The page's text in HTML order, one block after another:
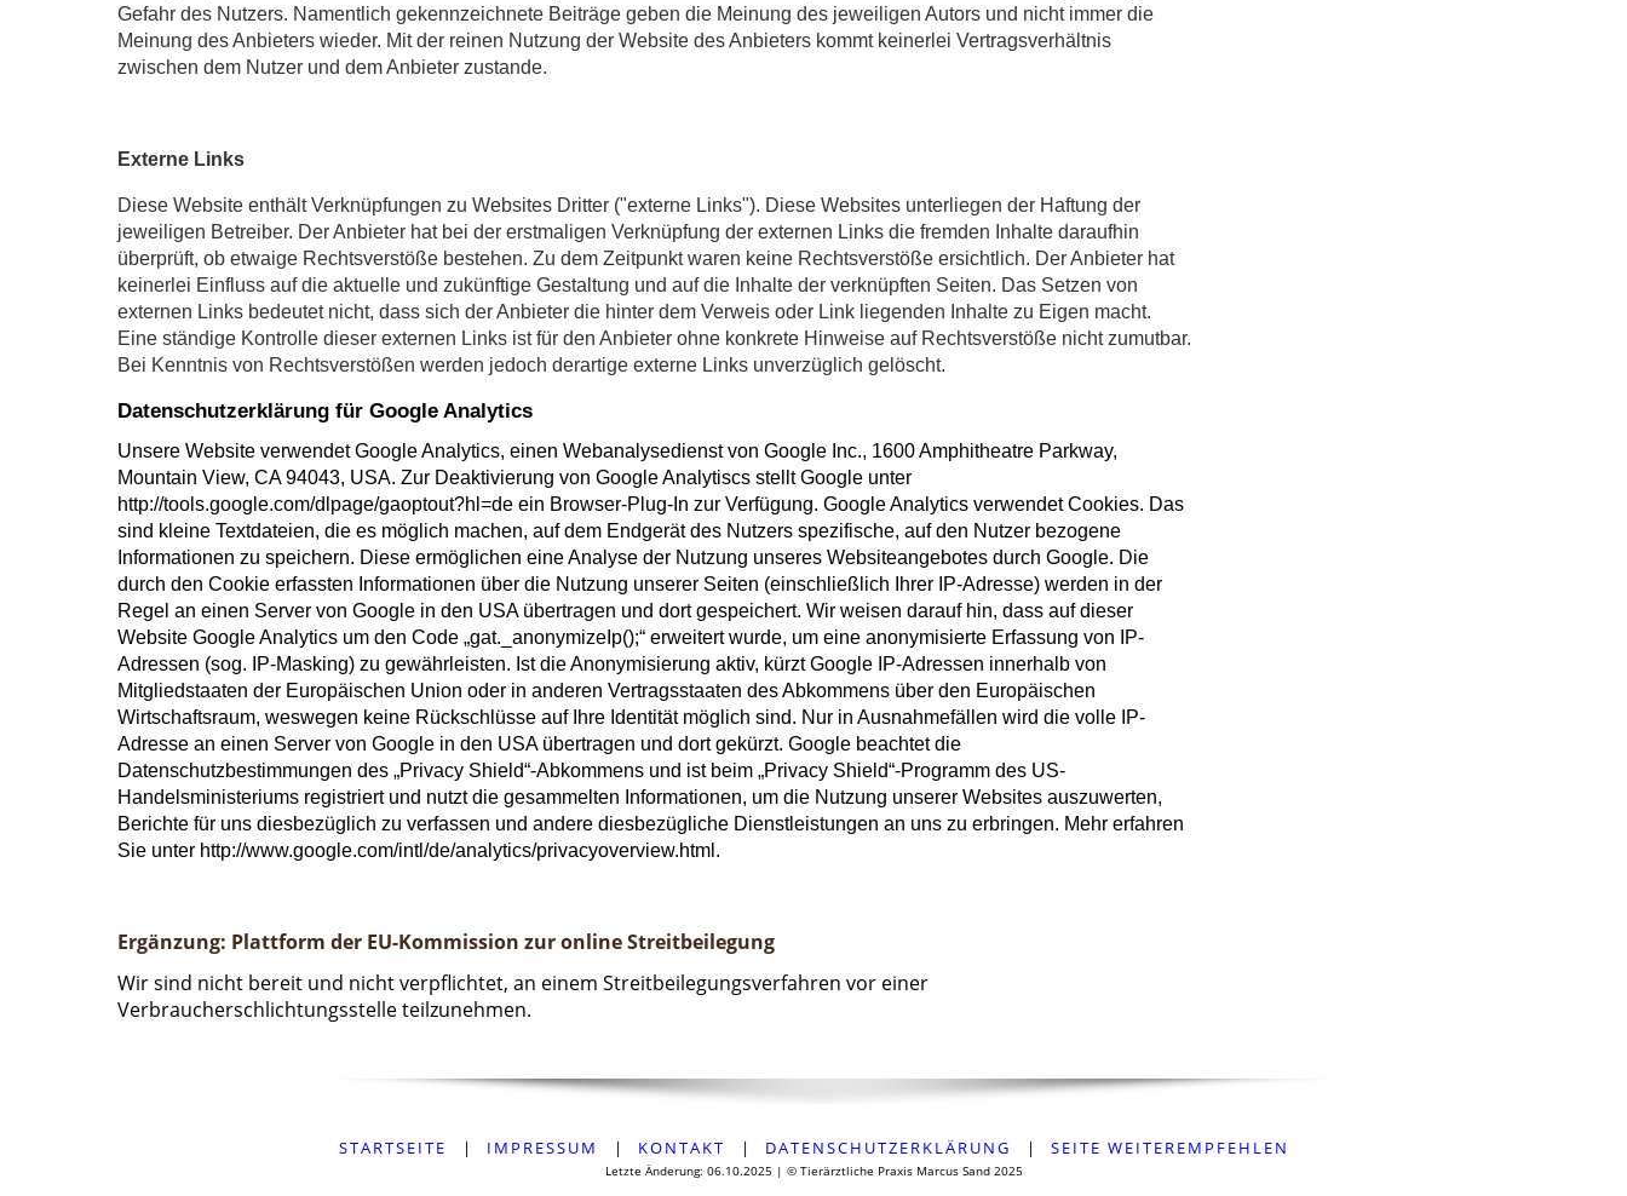
Gefahr des Nutzers. Namentlich gekennzeichnete Beiträge geben die Meinung des jeweiligen Autors und nicht immer die
Meinung des Anbieters wieder. Mit der reinen Nutzung der Website des Anbieters kommt keinerlei Vertragsverhältnis
zwischen dem Nutzer und dem Anbieter zustande.
Externe Links
Diese Website enthält Verknüpfungen zu Websites Dritter ("externe Links"). Diese Websites unterliegen der Haftung der
jeweiligen Betreiber. Der Anbieter hat bei der erstmaligen Verknüpfung der externen Links die fremden Inhalte daraufhin
überprüft, ob etwaige Rechtsverstöße bestehen. Zu dem Zeitpunkt waren keine Rechtsverstöße ersichtlich. Der Anbieter hat
keinerlei Einfluss auf die aktuelle und zukünftige Gestaltung und auf die Inhalte der verknüpften Seiten. Das Setzen von
externen Links bedeutet nicht, dass sich der Anbieter die hinter dem Verweis oder Link liegenden Inhalte zu Eigen macht.
Eine ständige Kontrolle dieser externen Links ist für den Anbieter ohne konkrete Hinweise auf Rechtsverstöße nicht zumutbar.
Bei Kenntnis von Rechtsverstößen werden jedoch derartige externe Links unverzüglich gelöscht.
Datenschutzerklärung für Google Analytics
Unsere Website verwendet Google Analytics, einen Webanalysedienst von Google Inc., 1600 Amphitheatre Parkway,
Mountain View, CA 94043, USA. Zur Deaktivierung von Google Analytiscs stellt Google unter
http://tools.google.com/dlpage/gaoptout?hl=de ein Browser-Plug-In zur Verfügung. Google Analytics verwendet Cookies. Das
sind kleine Textdateien, die es möglich machen, auf dem Endgerät des Nutzers spezifische, auf den Nutzer bezogene
Informationen zu speichern. Diese ermöglichen eine Analyse der Nutzung unseres Websiteangebotes durch Google. Die
durch den Cookie erfassten Informationen über die Nutzung unserer Seiten (einschließlich Ihrer IP-Adresse) werden in der
Regel an einen Server von Google in den USA übertragen und dort gespeichert. Wir weisen darauf hin, dass auf dieser
Website Google Analytics um den Code „gat._anonymizeIp();“ erweitert wurde, um eine anonymisierte Erfassung von IP-
Adressen (sog. IP-Masking) zu gewährleisten. Ist die Anonymisierung aktiv, kürzt Google IP-Adressen innerhalb von
Mitgliedstaaten der Europäischen Union oder in anderen Vertragsstaaten des Abkommens über den Europäischen
Wirtschaftsraum, weswegen keine Rückschlüsse auf Ihre Identität möglich sind. Nur in Ausnahmefällen wird die volle IP-
Adresse an einen Server von Google in den USA übertragen und dort gekürzt. Google beachtet die
Datenschutzbestimmungen des „Privacy Shield“-Abkommens und ist beim „Privacy Shield“-Programm des US-
Handelsministeriums registriert und nutzt die gesammelten Informationen, um die Nutzung unserer Websites auszuwerten,
Berichte für uns diesbezüglich zu verfassen und andere diesbezügliche Dienstleistungen an uns zu erbringen. Mehr erfahren
Sie unter http://www.google.com/intl/de/analytics/privacyoverview.html.
Ergänzung: Plattform der EU-Kommission zur online Streitbeilegung
Wir sind nicht bereit und nicht verpflichtet, an einem Streitbeilegungsverfahren vor einer
Verbraucherschlichtungsstelle teilzunehmen.
STARTSEITE | IMPRESSUM | KONTAKT | DATENSCHUTZERKLÄRUNG | SEITE WEITEREMPFEHLEN
Letzte Änderung: 06.10.2025 | © Tierärztliche Praxis Marcus Sand 2025